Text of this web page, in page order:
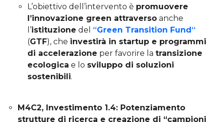
L’obiettivo dell’intervento è promuovere
l’innovazione green attraverso anche
l’istituzione del “Green Transition Fund“
(GTF), che investirà in startup e programmi
di accelerazione per favorire la transizione
ecologica e lo sviluppo di soluzioni
sostenibili.
M4C2, Investimento 1.4: Potenziamento
strutture di ricerca e creazione di “campioni